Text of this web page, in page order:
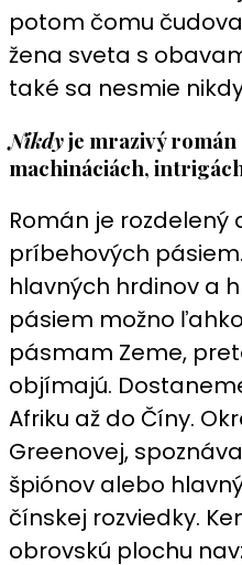
potom čomu
žena sveta s
také sa nesmie
Nikdyje mrazivý
machináciách,
Román je rozdelený
príbehových
hlavných hrdinov a
pásiem možno
pásmam Zeme,
objímajú.
Afriku až do Číny.
Greenovej,
špiónov alebo
čínskej rozviedky.
obrovskú plochu